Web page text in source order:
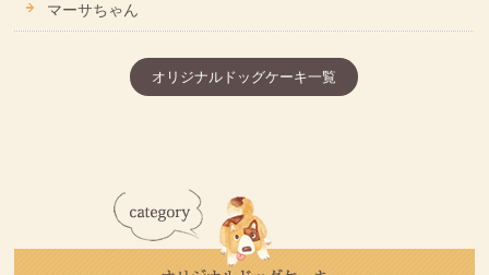
マーサちゃん
オリジナルドッグケーキ一覧